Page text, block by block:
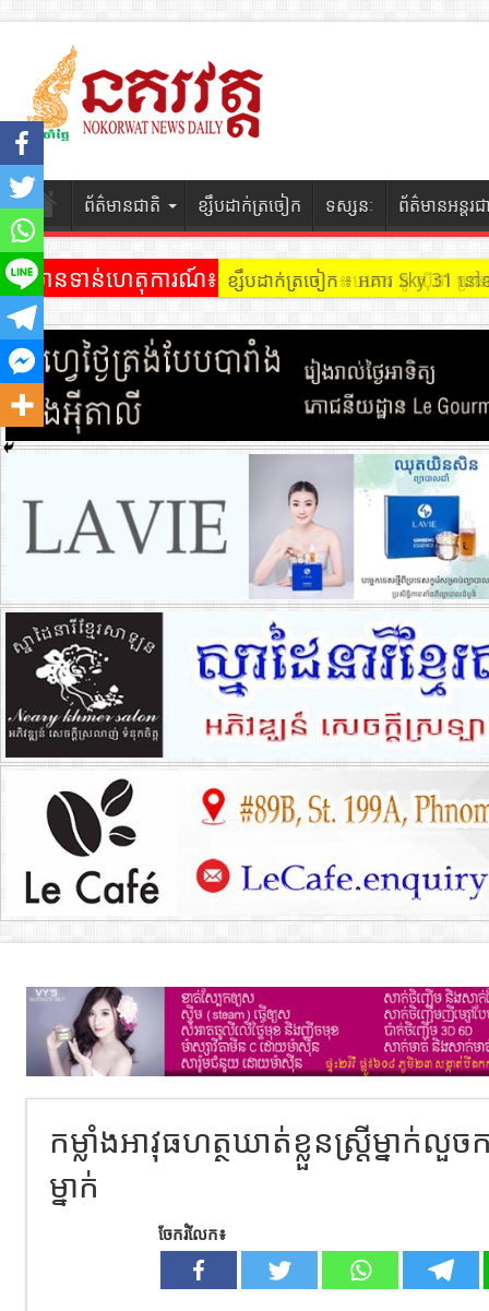
ព័ត៌មានជាតិ ខ្សឹបដាក់ត្រចៀក ទស្សនៈ ព័ត៌មានអន្តរជ
ព័ត៌មានទាន់ហេតុការណ៍៖ ខ្សឹបដាក់ត្រចៀក ៖ អគារ Sky 31
កម្លាំងអាវុធហត្ថឃាត់ខ្លួនស្ត្រីម្នាក់លួ
ម្នាក់
ចែករំលែក៖